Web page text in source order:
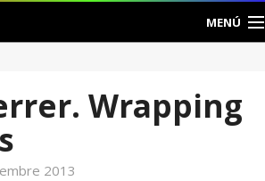
MENÚ
Wrapping
2013